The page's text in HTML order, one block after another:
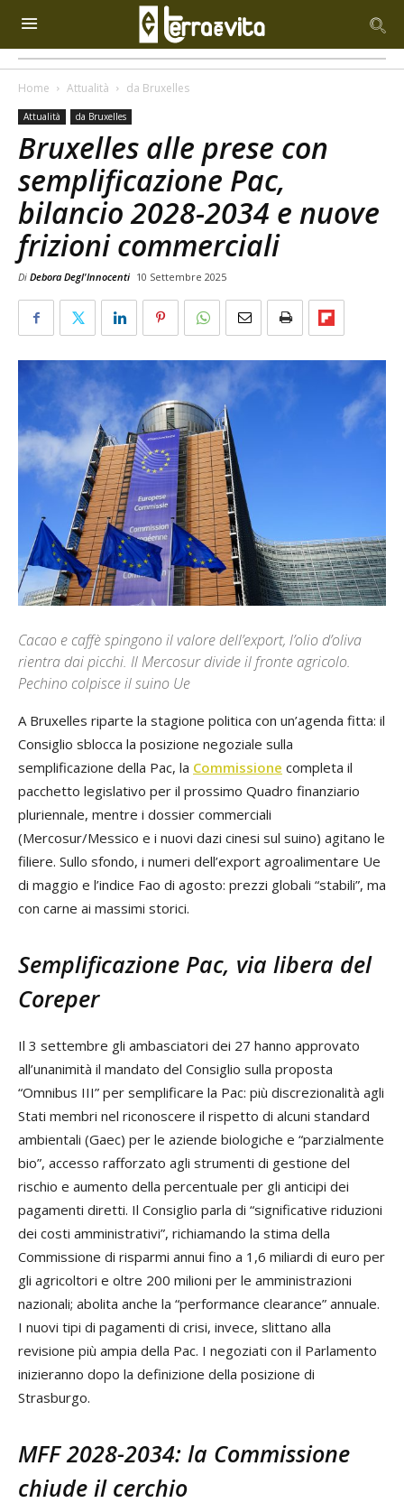
Home Attualità da Bruxelles
Attualità da Bruxelles
Bruxelles alle prese con
semplificazione Pac,
bilancio 2028-2034 e nuove
frizioni commerciali
Di Debora Degl'Innocenti 10 Settembre 2025
Cacao e caffè spingono il valore dell’export, l’olio d’oliva
rientra dai picchi. Il Mercosur divide il fronte agricolo.
Pechino colpisce il suino Ue
A Bruxelles riparte la stagione politica con un’agenda fitta: il
Consiglio sblocca la posizione negoziale sulla
semplificazione della Pac, la Commissione completa il
pacchetto legislativo per il prossimo Quadro finanziario
pluriennale, mentre i dossier commerciali
(Mercosur/Messico e i nuovi dazi cinesi sul suino) agitano le
filiere. Sullo sfondo, i numeri dell’export agroalimentare Ue
di maggio e l’indice Fao di agosto: prezzi globali “stabili”, ma
con carne ai massimi storici.
Semplificazione Pac, via libera del
Coreper
Il 3 settembre gli ambasciatori dei 27 hanno approvato
all’unanimità il mandato del Consiglio sulla proposta
“Omnibus III” per semplificare la Pac: più discrezionalità agli
Stati membri nel riconoscere il rispetto di alcuni standard
ambientali (Gaec) per le aziende biologiche e “parzialmente
bio”, accesso rafforzato agli strumenti di gestione del
rischio e aumento della percentuale per gli anticipi dei
pagamenti diretti. Il Consiglio parla di “significative riduzioni
dei costi amministrativi”, richiamando la stima della
Commissione di risparmi annui fino a 1,6 miliardi di euro per
gli agricoltori e oltre 200 milioni per le amministrazioni
nazionali; abolita anche la “performance clearance” annuale.
I nuovi tipi di pagamenti di crisi, invece, slittano alla
revisione più ampia della Pac. I negoziati con il Parlamento
inizieranno dopo la definizione della posizione di
Strasburgo.
MFF 2028-2034: la Commissione
chiude il cerchio